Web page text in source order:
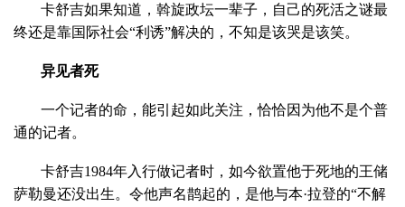
卡舒吉如果知道，斡旋政坛一辈子，自己的死活之谜最
终还是靠国际社会“利诱”解决的，不知是该哭是该笑。
异见者死
一个记者的命，能引起如此关注，恰恰因为他不是个普
通的记者。
卡舒吉1984年入行做记者时，如今欲置他于死地的王储
萨勒曼还没出生。令他声名鹊起的，是他与本·拉登的“不解